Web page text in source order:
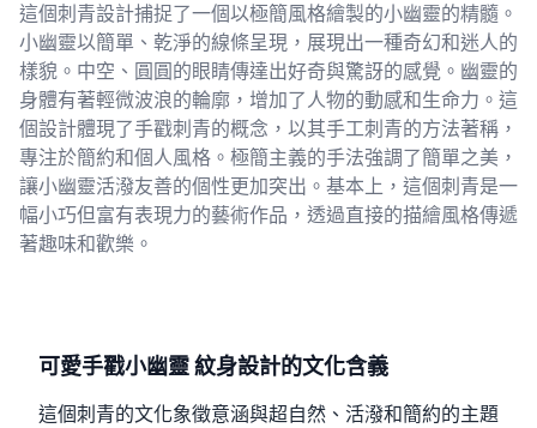
這個刺青設計捕捉了一個以極簡風格繪製的小幽靈的精髓。
小幽靈以簡單、乾淨的線條呈現，展現出一種奇幻和迷人的
樣貌。中空、圓圓的眼睛傳達出好奇與驚訝的感覺。幽靈的
身體有著輕微波浪的輪廓，增加了人物的動感和生命力。這
個設計體現了手戳刺青的概念，以其手工刺青的方法著稱，
專注於簡約和個人風格。極簡主義的手法強調了簡單之美，
讓小幽靈活潑友善的個性更加突出。基本上，這個刺青是一
幅小巧但富有表現力的藝術作品，透過直接的描繪風格傳遞
著趣味和歡樂。
可愛手戳小幽靈 紋身設計的文化含義
這個刺青的文化象徵意涵與超自然、活潑和簡約的主題